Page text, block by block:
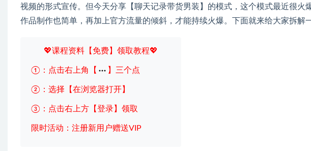
视频的形式宣传。但今天分享【聊天记录带货男装】的模式，这个模式最近很火
作品制作也简单，再加上官方流量的倾斜，才能持续火爆。下面就来给大家拆解
💖课程资料【免费】领取教程💖
①：点击右上角【 】三个点
②：选择【在浏览器打开】
③：点击右上方【登录】领取
限时活动：注册新用户赠送VIP